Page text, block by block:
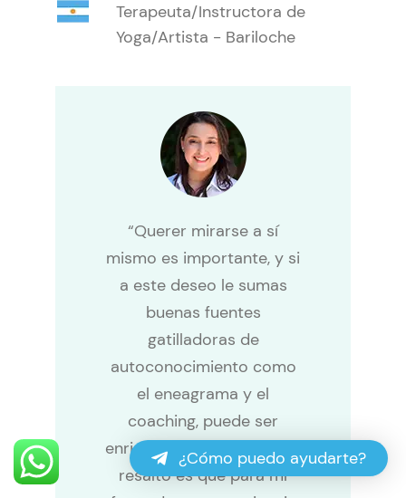
Terapeuta/Instructora de
Yoga/Artista - Bariloche
“Querer mirarse a sí
mismo es importante, y si
a este deseo le sumas
buenas fuentes
gatilladoras de
autoconocimiento como
el eneagrama y el
coaching, puede ser
enriquecedor; Lo que más
resalto es que para mí
¿Cómo puedo ayudarte?